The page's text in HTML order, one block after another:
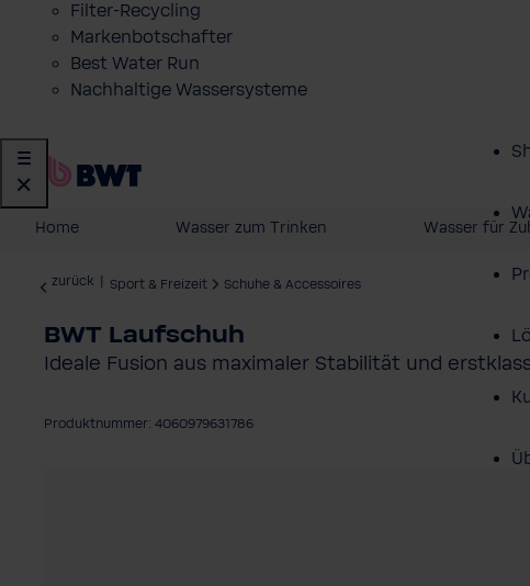
Filter-Recycling
Markenbotschafter
Best Water Run
Nachhaltige Wassersysteme
Home Wasser zum Trinken Wasser für
zurück Sport & Freizeit Schuhe & Accessoires
BWT Laufschuh
Ideale Fusion aus maximaler Stabilität und
Produktnummer: 4060979631786